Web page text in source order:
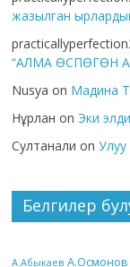
жазылган
“АЛМА ӨСПӨГӨН
Nusya on Мадина
Нұрлан on Эки
Султанали onУлуу
Белгилер
А.Абыкаев А.Осмонов